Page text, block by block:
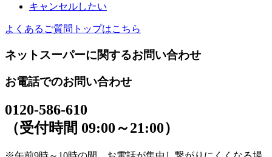
キャンセルしたい
よくあるご質問トップはこちら
ネットスーパーに関するお問い合わせ
お電話でのお問い合わせ
0120-586-610
（受付時間 09:00～21:00）